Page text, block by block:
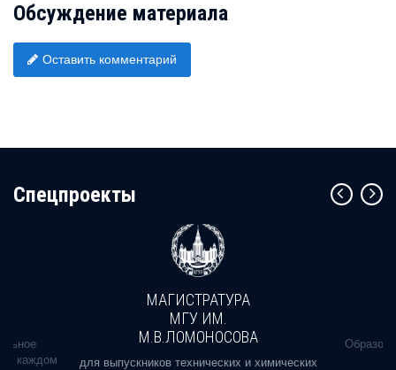
Обсуждение материала
Оставить комментарий
Cпецпроекты
в каждом
МАГИСТРАТУРА
МГУ ИМ.
М.В.ЛОМОНОСОВА
для выпускников технических и химических